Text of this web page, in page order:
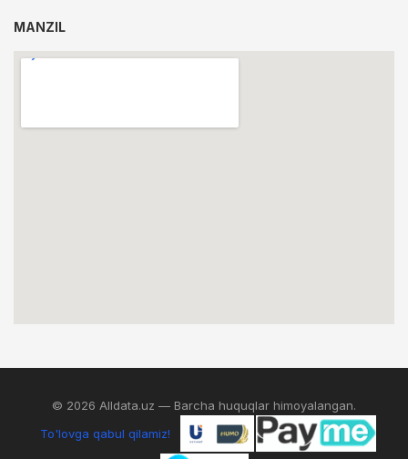
MANZIL
© 2026 Alldata.uz — Barcha huquqlar himoyalangan.
To'lovga qabul qilamiz!